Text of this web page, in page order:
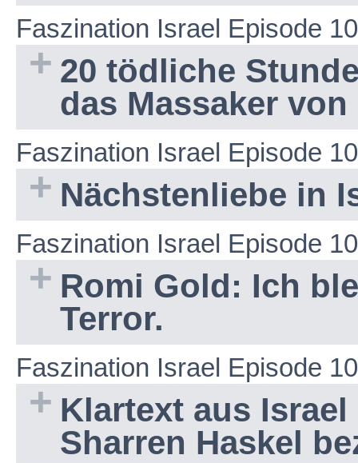
Faszination Israel Episode
20 tödliche
das Massaker
Faszination Israel Episode
Nächstenliebe in
Faszination Israel Episode
Romi Gold: Ich
Terror.
Faszination Israel Episode
Klartext aus
Sharren Haskel